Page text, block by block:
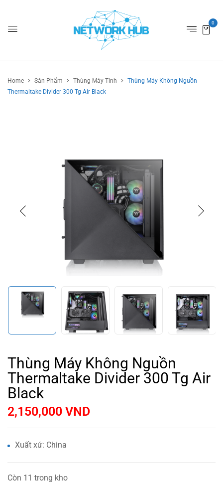
0
Home Sản Phẩm Thùng Máy Tính
Thùng Máy Không Nguồn
Thermaltake Divider 300 Tg Air Black
Thùng Máy Không Nguồn
Thermaltake Divider 300 Tg Air
Black
2,150,000 VND
Xuất xứ: China
Còn 11 trong kho